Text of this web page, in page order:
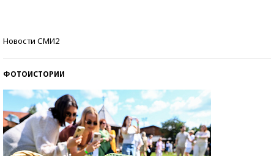
Новости СМИ2
ФОТОИСТОРИИ